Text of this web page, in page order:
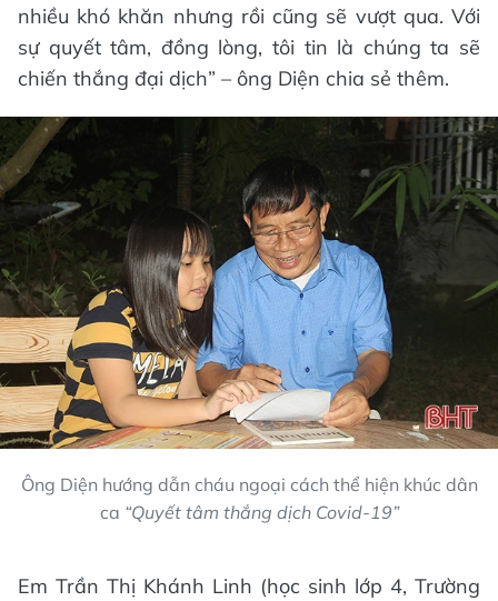
nhiều khó khăn nhưng rồi cũng sẽ vượt qua. Với
sự quyết tâm, đồng lòng, tôi tin là chúng ta sẽ
chiến thắng đại dịch” – ông Diện chia sẻ thêm.
Ông Diện hướng dẫn cháu ngoại cách thể hiện khúc dân
ca “Quyết tâm thắng dịch Covid-19”
Em Trần Thị Khánh Linh (học sinh lớp 4, Trường